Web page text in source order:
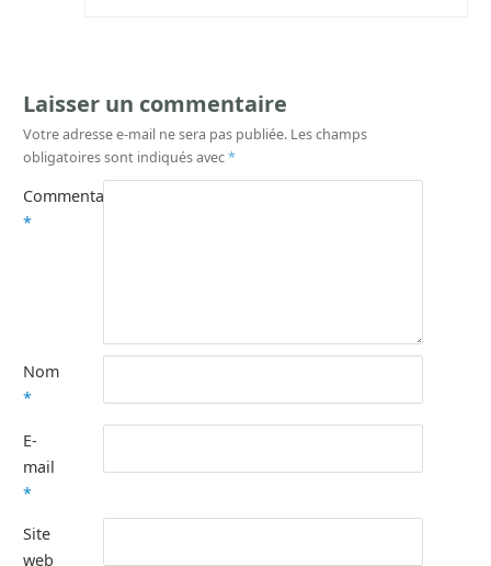
Laisser un commentaire
Votre adresse e-mail ne sera pas publiée. Les champs
obligatoires sont indiqués avec*
Commentaire
*
Nom
*
E-
mail
*
Site
web